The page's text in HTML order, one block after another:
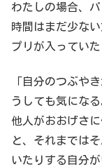
わたしの場合、
時間はまだ少な
プリが入ってい
「自分のつぶや
うしても気になる
他人がおおげさ
と、それまでは
いたりする自分が